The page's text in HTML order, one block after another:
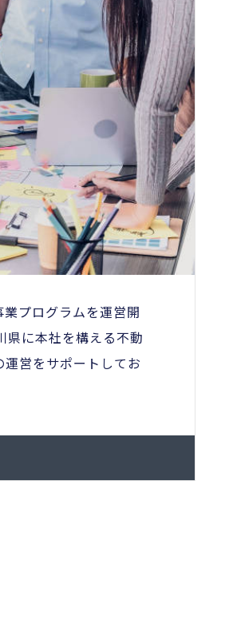
プログラムを運営開
に本社を構える不動
営をサポートしてお